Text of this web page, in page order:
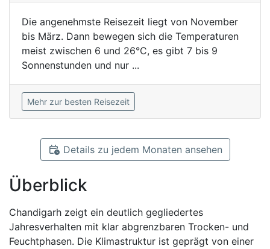
Die angenehmste Reisezeit liegt von November
bis März. Dann bewegen sich die Temperaturen
meist zwischen 6 und 26°C, es gibt 7 bis 9
Sonnenstunden und nur ...
Mehr zur besten Reisezeit
Details zu jedem Monaten ansehen
Überblick
Chandigarh zeigt ein deutlich gegliedertes
Jahresverhalten mit klar abgrenzbaren Trocken- und
Feuchtphasen. Die Klimastruktur ist geprägt von einer